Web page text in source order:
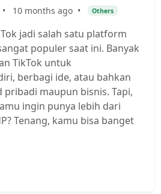
• 10 months ago • Others
jadi salah satu platform
populer saat ini. Banyak
TikTok untuk
berbagi ide, atau bahkan
maupun bisnis. Tapi,
ingin punya lebih dari
Tenang, kamu bisa banget